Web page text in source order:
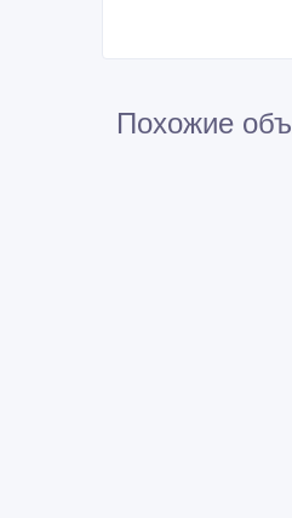
Похожие